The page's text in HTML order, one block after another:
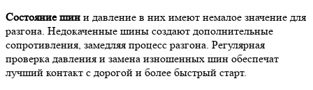
Состояние шин и давление в них имеют немалое значение для
разгона. Недокаченные шины создают дополнительные
сопротивления, замедляя процесс разгона. Регулярная
проверка давления и замена изношенных шин обеспечат
лучший контакт с дорогой и более быстрый старт.